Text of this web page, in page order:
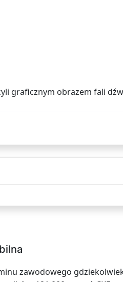
graficznym obrazem fali
zawodowego